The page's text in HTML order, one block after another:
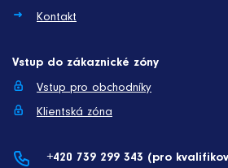
Kontakt
Vstup do zákaznické zóny
Vstup pro obchodníky
Klientská zóna
+420 739 299 343 (pro